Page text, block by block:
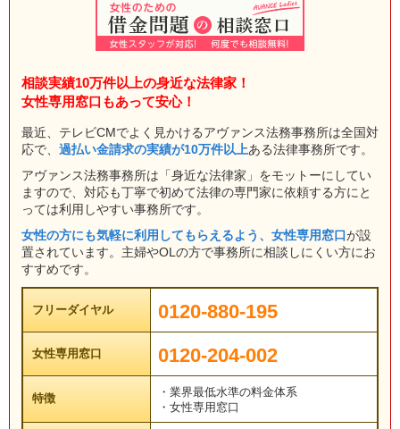
相談実績10万件以上の身近な法律家！
女性専用窓口もあって安心！
最近、テレビCMでよく見かけるアヴァンス法務事務所は全国対
応で、 過払い金請求の実績が10万件以上ある法律事務所です。
アヴァンス法務事務所は「身近な法律家」をモットーにしてい
ますので、対応も丁寧で初めて法律の専門家に依頼する方にと
っては利用しやすい事務所です。
女性の方にも気軽に利用してもらえるよう、女性専用窓口が設
置されています。主婦やOLの方で事務所に相談しにくい方にお
すすめです。
フリーダイヤル 0120-880-195
女性専用窓口 0120-204-002
特徴
・業界最低水準の料金体系
・女性専用窓口